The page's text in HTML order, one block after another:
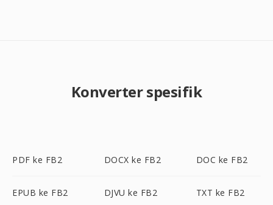
Konverter spesifik
PDF ke FB2 DOCX ke FB2 DOC ke FB2
EPUB ke FB2 DJVU ke FB2 TXT ke FB2